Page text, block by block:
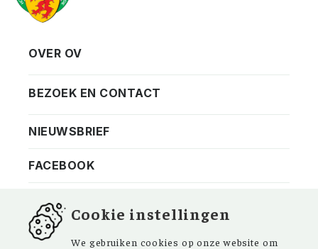
Vereniging
Privacy
Contact
Bezoekadres
OVER OV
BEZOEK EN CONTACT
NIEUWSBRIEF
FACEBOOK
Cookie instellingen
We gebruiken cookies op onze website om